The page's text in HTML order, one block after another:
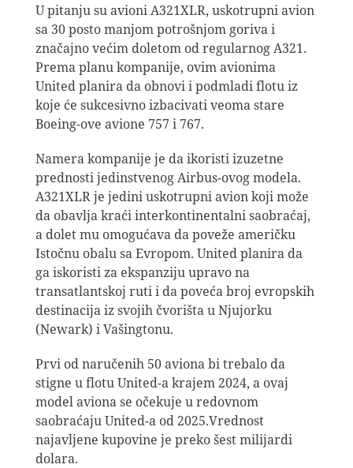
U pitanju su avioni A321XLR, uskotrupni avion
sa 30 posto manjom potrošnjom goriva i
značajno većim doletom od regularnog A321.
Prema planu kompanije, ovim avionima
United planira da obnovi i podmladi flotu iz
koje će sukcesivno izbacivati veoma stare
Boeing-ove avione 757 i 767.
Namera kompanije je da ikoristi izuzetne
prednosti jedinstvenog Airbus-ovog modela.
A321XLR je jedini uskotrupni avion koji može
da obavlja kraći interkontinentalni saobraćaj,
a dolet mu omogućava da poveže američku
Istočnu obalu sa Evropom. United planira da
ga iskoristi za ekspanziju upravo na
transatlantskoj ruti i da poveća broj evropskih
destinacija iz svojih čvorišta u Njujorku
(Newark) i Vašingtonu.
Prvi od naručenih 50 aviona bi trebalo da
stigne u flotu United-a krajem 2024, a ovaj
model aviona se očekuje u redovnom
saobraćaju United-a od 2025.Vrednost
najavljene kupovine je preko šest milijardi
dolara.